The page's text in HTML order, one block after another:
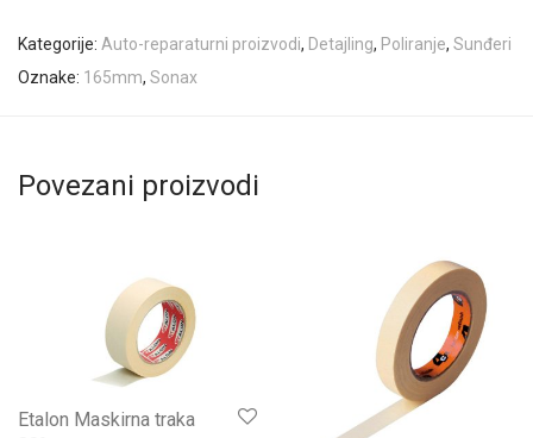
Kategorije: Auto-reparaturni proizvodi, Detajling, Poliranje, Sunđeri
Oznake: 165mm, Sonax
Povezani proizvodi
Etalon Maskirna traka